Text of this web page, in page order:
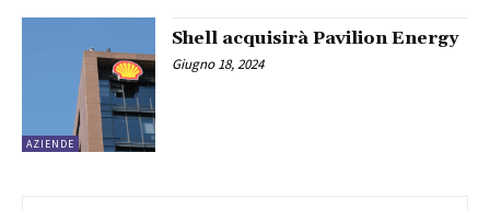
AZIENDE
Shell acquisirà Pavilion Energy
Giugno 18, 2024